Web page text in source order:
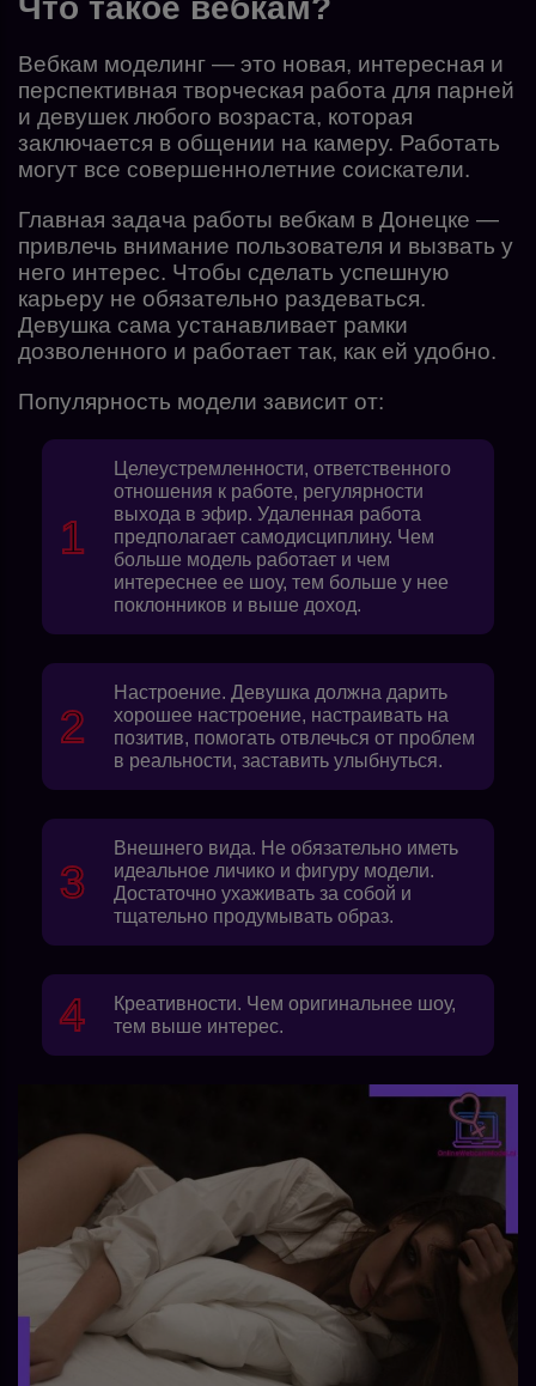
Что такое вебкам?
Вебкам моделинг — это новая, интересная и
перспективная творческая работа для парней
и девушек любого возраста, которая
заключается в общении на камеру. Работать
могут все совершеннолетние соискатели.
Главная задача работы вебкам в Донецке —
привлечь внимание пользователя и вызвать у
него интерес. Чтобы сделать успешную
карьеру не обязательно раздеваться.
Девушка сама устанавливает рамки
дозволенного и работает так, как ей удобно.
Популярность модели зависит от:
Целеустремленности, ответственного
отношения к работе, регулярности
выхода в эфир. Удаленная работа
предполагает самодисциплину. Чем
больше модель работает и чем
интереснее ее шоу, тем больше у нее
поклонников и выше доход.
Настроение. Девушка должна дарить
хорошее настроение, настраивать на
позитив, помогать отвлечься от проблем
в реальности, заставить улыбнуться.
Внешнего вида. Не обязательно иметь
идеальное личико и фигуру модели.
Достаточно ухаживать за собой и
тщательно продумывать образ.
Креативности. Чем оригинальнее шоу,
тем выше интерес.